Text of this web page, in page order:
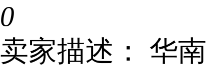
0
卖家描述：
华南